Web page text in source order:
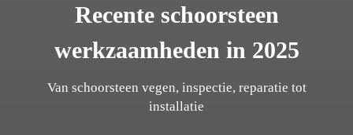
Recente schoorsteen
werkzaamheden in 2025
Van schoorsteen vegen, inspectie, reparatie tot
installatie